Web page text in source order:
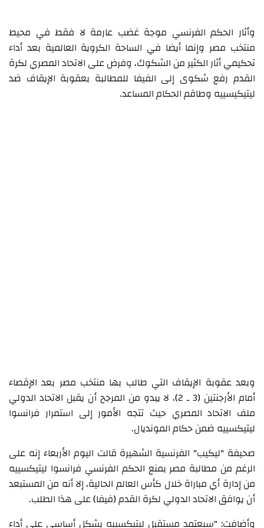
وأثار الحكم الفرنسي موجة غضب عارمة لا فقط في محيط
منتخب مصر وإنما أيضا في الساحة الكروية العالمية بعد أداء
تحكيمي أثار الكثير من الشكوك، وفرض على الاتحاد المصري لكرة
القدم رفع شكوى إلى الفيفا للمطالبة بعقوبة الإيقاف ضد
ليتيكيسييه وطاقم الحكام المساعد.
وبعد عقوبة الإيقاف التي طالب بها منتخب مصر بعد الإقصاء
أمام الأرجنتين (3 ـ 2)، لا يبدو من المرجح أن يقبل الاتحاد الدولي
ملف الاتحاد المصري حيث تتجه الأمور إلى استمرار فرانسوا
ليتيكسييه ضمن حكام المونديال.
صحيفة "ليكيب" الفرنسية الشهيرة قالت اليوم الأربعاء إنه على
الرغم من مطالبة مصر بمنع الحكم الفرنسي فرانسوا ليتيكسييه
من إدارة أي مباراة خلال كأس العالم الحالية، إلا أنه من المستبعد
أن يوافق الاتحاد الدولي لكرة القدم (فيفا) على هذا الطلب.
وأضافت: "سيعتمد مستقبل ليتيكسييه بشكل أساسي على أداء